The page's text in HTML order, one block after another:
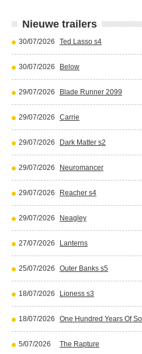
Nieuwe trailers
30/07/2026 Ted Lasso s4
30/07/2026 Below
29/07/2026 Blade Runner 2099
29/07/2026 Carrie
29/07/2026 Dark Matter s2
29/07/2026 Neuromancer
29/07/2026 Reacher s4
29/07/2026 Neagley
27/07/2026 Lanterns
25/07/2026 Outer Banks s5
18/07/2026 Lioness s3
18/07/2026 One Hundred Years Of
5/07/2026 The Rapture